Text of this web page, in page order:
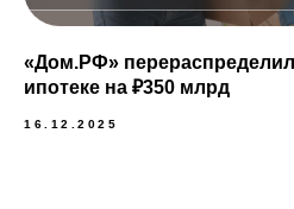
«Дом.РФ»
ипотеке на ₽350 млрд
16.12.2025